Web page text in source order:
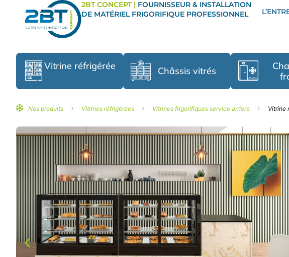
2BT CONCEPT | FOURNISSEUR & INSTALLATION
DE MATÉRIEL FRIGORIFIQUE PROFESSIONNEL
Vitrine réfrigérée Châssis vitrés
Nos produits › Vitrines réfrigérées › Vitrines frigorifiques service arriere › Vitrine